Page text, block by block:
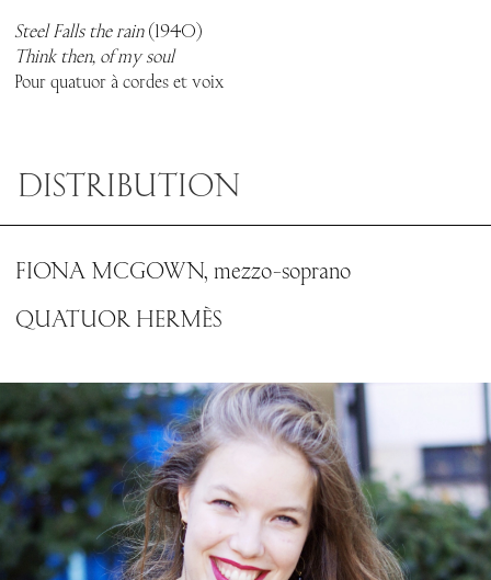
Steel Falls the rain(1940)
Think then, of my soul
Pour quatuor à cordes et voix
DISTRIBUTION
FIONA MCGOWN, mezzo-soprano
QUATUOR HERMÈS